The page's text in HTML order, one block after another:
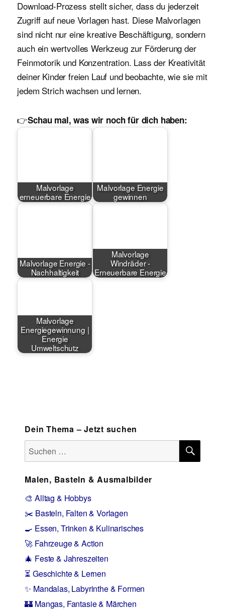
Download-Prozess stellt sicher, dass du jederzeit
Zugriff auf neue Vorlagen hast. Diese Malvorlagen
sind nicht nur eine kreative Beschäftigung, sondern
auch ein wertvolles Werkzeug zur Förderung der
Feinmotorik und Konzentration. Lass der Kreativität
deiner Kinder freien Lauf und beobachte, wie sie mit
jedem Strich wachsen und lernen.
👉Schau mal, was wir noch für dich haben:
Malvorlage
erneuerbare Energie
Malvorlage Energie
gewinnen
Malvorlage Energie -
Nachhaltigkeit
Malvorlage
Windräder -
Erneuerbare Energie
Malvorlage
Energiegewinnung |
Energie
Umweltschutz
Dein Thema – Jetzt suchen
Suchen
nach:
Malen, Basteln & Ausmalbilder
🎨 Alltag & Hobbys
✂️ Basteln, Falten & Vorlagen
🍳 Essen, Trinken & Kulinarisches
🚀 Fahrzeuge & Action
🎄 Feste & Jahreszeiten
⏳ Geschichte & Lernen
✨ Mandalas, Labyrinthe & Formen
🏰 Mangas, Fantasie & Märchen